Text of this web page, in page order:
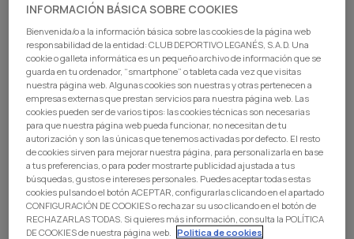
INFORMACIÓN BÁSICA SOBRE COOKIES
Bienvenida/o a la información básica sobre las cookies de la página web
responsabilidad de la entidad: CLUB DEPORTIVO LEGANÉS, S.A.D. Una
cookie o galleta informática es un pequeño archivo de información que se
guarda en tu ordenador, “smartphone” o tableta cada vez que visitas
nuestra página web. Algunas cookies son nuestras y otras pertenecen a
empresas externas que prestan servicios para nuestra página web. Las
cookies pueden ser de varios tipos: las cookies técnicas son necesarias
para que nuestra página web pueda funcionar, no necesitan de tu
autorización y son las únicas que tenemos activadas por defecto. El resto
de cookies sirven para mejorar nuestra página, para personalizarla en base
a tus preferencias, o para poder mostrarte publicidad ajustada a tus
búsquedas, gustos e intereses personales. Puedes aceptar todas estas
cookies pulsando el botón ACEPTAR, configurarlas clicando en el apartado
CONFIGURACIÓN DE COOKIES o rechazar su uso clicando en el botón de
RECHAZARLAS TODAS. Si quieres más información, consulta la POLÍTICA
DE COOKIES de nuestra página web.
Politica de cookies